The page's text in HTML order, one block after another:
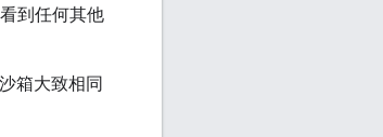
到任何其他
箱大致相同